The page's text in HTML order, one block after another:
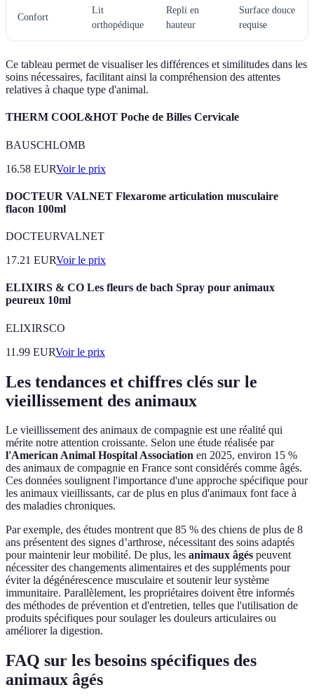
Confort
Lit
orthopédique
Repli en
hauteur
Surface douce
requise
Ce tableau permet de visualiser les différences et similitudes dans les
soins nécessaires, facilitant ainsi la compréhension des attentes
relatives à chaque type d'animal.
THERM COOL&HOT Poche de Billes Cervicale
BAUSCHLOMB
16.58 EURVoir le prix
DOCTEUR VALNET Flexarome articulation musculaire
flacon 100ml
DOCTEURVALNET
17.21 EURVoir le prix
ELIXIRS & CO Les fleurs de bach Spray pour animaux
peureux 10ml
ELIXIRSCO
11.99 EURVoir le prix
Les tendances et chiffres clés sur le
vieillissement des animaux
Le vieillissement des animaux de compagnie est une réalité qui
mérite notre attention croissante. Selon une étude réalisée par
l'American Animal Hospital Association en 2025, environ 15 %
des animaux de compagnie en France sont considérés comme âgés.
Ces données soulignent l'importance d'une approche spécifique pour
les animaux vieillissants, car de plus en plus d'animaux font face à
des maladies chroniques.
Par exemple, des études montrent que 85 % des chiens de plus de 8
ans présentent des signes d’arthrose, nécessitant des soins adaptés
pour maintenir leur mobilité. De plus, les animaux âgés peuvent
nécessiter des changements alimentaires et des suppléments pour
éviter la dégénérescence musculaire et soutenir leur système
immunitaire. Parallèlement, les propriétaires doivent être informés
des méthodes de prévention et d'entretien, telles que l'utilisation de
produits spécifiques pour soulager les douleurs articulaires ou
améliorer la digestion.
FAQ sur les besoins spécifiques des
animaux âgés